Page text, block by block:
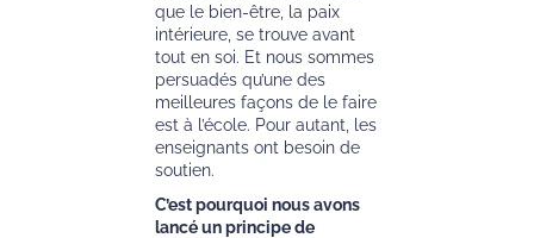
que le bien-être, la paix
intérieure, se trouve avant
tout en soi. Et nous sommes
persuadés qu’une des
meilleures façons de le faire
est à l’école. Pour autant, les
enseignants ont besoin de
soutien.
C’est pourquoi nous avons
lancé un principe de